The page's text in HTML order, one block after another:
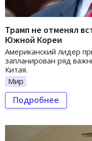
Трамп не отменял
Южной Кореи
Американский лидер
запланирован ряд
Китая.
Мир
Подробнее